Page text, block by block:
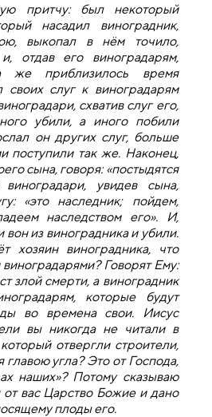
притчу: был некоторый
насадил виноградник,
выкопал в нём точило,
отдав его виноградарям,
же приблизилось время
своих слуг к виноградарям
схватив слуг его,
убили, а иного побили
он других слуг, больше
поступили так же. Наконец,
сына, говоря: «постыдятся
увидев сына,
«это наследник; пойдем,
наследством его». И,
вон из виноградника и убили.
хозяин виноградника, что
Говорят Ему:
злой смерти, а виноградник
которые будут
во времена свои. Иисус
вы никогда не читали в
отвергли строители,
главою угла? Это от Господа,
наших»? Потому сказываю
от вас Царство Божие и дано
плоды его.